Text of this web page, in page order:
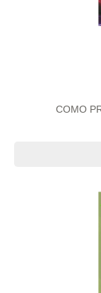
COMO